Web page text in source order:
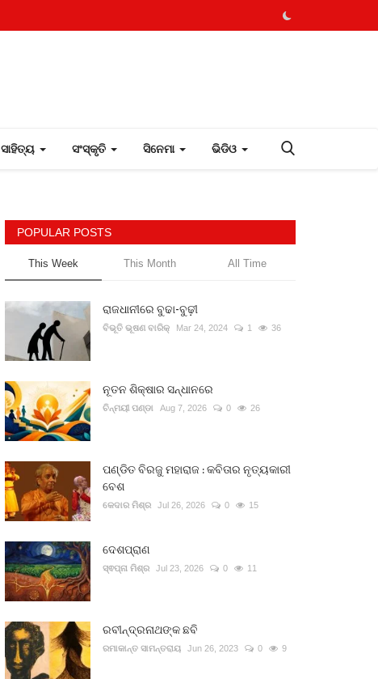
ସାହିତ୍ୟ ସଂସ୍କୃତି ସିନେମା ଭିଡିଓ
POPULAR POSTS
This Week This Month All Time
ରାଜଧାନୀରେ ବୁଢା-ବୁଢ଼ୀ
ବିଭୂତି ଭୂଷଣ ବାରିକ୍ Mar 24, 2024 1 36
ନୂତନ ଶିକ୍ଷାର ସନ୍ଧାନରେ
ଚିନ୍ମୟୀ ପଣ୍ଡା Aug 7, 2026 0 26
ପଣ୍ଡିତ ବିରଜୁ ମହାରାଜ : କବିତାର ନୃତ୍ୟକାରୀ
ବେଶ
କେଦାର ମିଶ୍ର Jul 26, 2026 0 15
ଦେଶପ୍ରାଣ
ସ୍ଵପ୍ନା ମିଶ୍ର Jul 23, 2026 0 11
ରବୀନ୍ଦ୍ରନାଥଙ୍କ ଛବି
ରମାକାନ୍ତ ସାମନ୍ତରାୟ Jun 26, 2023 0 9